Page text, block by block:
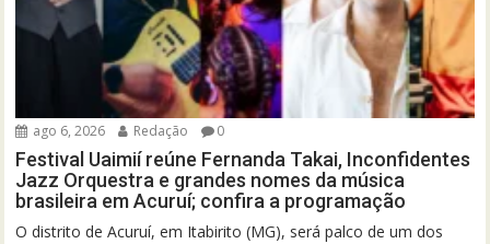
ago 6, 2026 Redação 0
Festival Uaimií reúne Fernanda Takai, Inconfidentes
Jazz Orquestra e grandes nomes da música
brasileira em Acuruí; confira a programação
O distrito de Acuruí, em Itabirito (MG), será palco de um dos